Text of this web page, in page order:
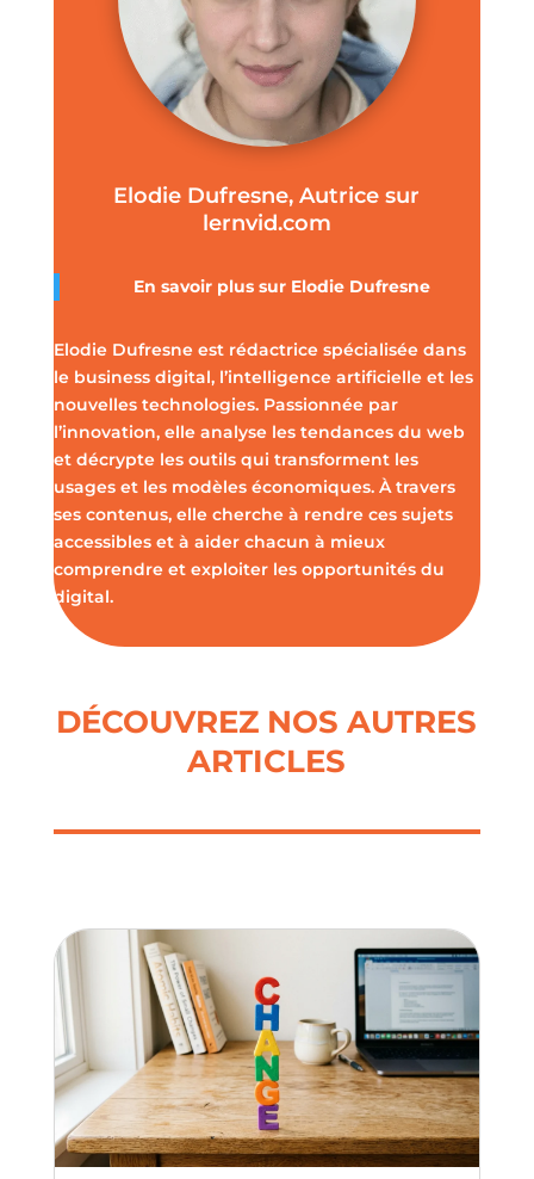
Elodie Dufresne, Autrice sur
lernvid.com
En savoir plus sur Elodie Dufresne
Elodie Dufresne est rédactrice spécialisée dans
le business digital, l’intelligence artificielle et les
nouvelles technologies. Passionnée par
l’innovation, elle analyse les tendances du web
et décrypte les outils qui transforment les
usages et les modèles économiques. À travers
ses contenus, elle cherche à rendre ces sujets
accessibles et à aider chacun à mieux
comprendre et exploiter les opportunités du
digital.
DÉCOUVREZ NOS AUTRES
ARTICLES